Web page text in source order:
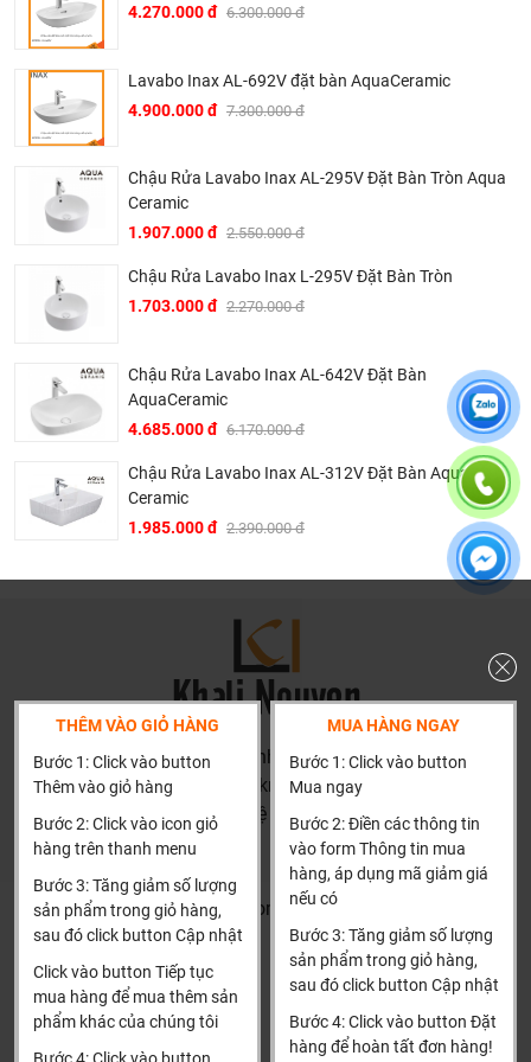
Ở đâu mua chậu rửa mặt Inax chính hãng và giá rẻ nhất
Inaxchính
thức và chính hãng tại Việt Nam, chúng tôi cam kết các
sản phẩm Inax được phân phối bởi Khalinguyen.vn là
Hiện tại chúng tôi có rất nhiều
chương trình khuyến
mãihấp dẫn, để biết chi tiết vui lòng chat hoặc gọi điện
Tại Khali Nguyễn, chúng tôi cam kết:
Cam kết 100% sản phẩm chính hãng, nếu phát hiện ra
hàng giả hàng nhái hoàn tiền 200%.
Sản phẩm được Khali Nguyễn lựa chọn bán là những
sản phẩm có chất lượng phù hợp với giá thành và đã bán
là phải có trách nhiệm với hàng hóa và khách hàng!
Bán hàng có tâm: Chúng tôi mong muốn được tư vấn
khách hàng chọn được những sản phẩm phù hợp và
thích hợp để hạn chế được những phiền phức khách
4.270.000 đ 6.300.000 đ
Lavabo Inax AL-692V đặt bàn AquaCeramic
4.900.000 đ 7.300.000 đ
Chậu Rửa Lavabo Inax AL-295V Đặt Bàn Tròn Aqua
Ceramic
1.907.000 đ 2.550.000 đ
Chậu Rửa Lavabo Inax L-295V Đặt Bàn Tròn
1.703.000 đ 2.270.000 đ
Chậu Rửa Lavabo Inax AL-642V Đặt Bàn
AquaCeramic
4.685.000 đ 6.170.000 đ
Chậu Rửa Lavabo Inax AL-312V Đặt Bàn Aqua
Ceramic
1.985.000 đ 2.390.000 đ
THÊM VÀO GIỎ HÀNG
Bước 1: Click vào button
Thêm vào giỏ hàng
Bước 2: Click vào icon giỏ
hàng trên thanh menu
Bước 3: Tăng giảm số lượng
sản phẩm trong giỏ hàng,
sau đó click button Cập nhật
Click vào button Tiếp tục
mua hàng để mua thêm sản
phẩm khác của chúng tôi
MUA HÀNG NGAY
Bước 1: Click vào button
Mua ngay
Bước 2: Điền các thông tin
vào form Thông tin mua
hàng, áp dụng mã giảm giá
nếu có
Bước 3: Tăng giảm số lượng
sản phẩm trong giỏ hàng,
sau đó click button Cập nhật
Bước 4: Click vào button Đặt
hàng để hoàn tất đơn hàng!
HN: số 160 đường Văn Minh, Di Trạch, Hoài Đức, Hà Nội
(Cách đại học công nghiệp 1 km)
HCM và các tỉnh khác: Liên hệ hotline để được hướng dẫn
đặt hàng
Khalinguyen.vn@gmail.com
0904501766
Thông tin
Tìm đại lý & Hợp tác
Thông tin thêm
Hướng dẫn mua hàng